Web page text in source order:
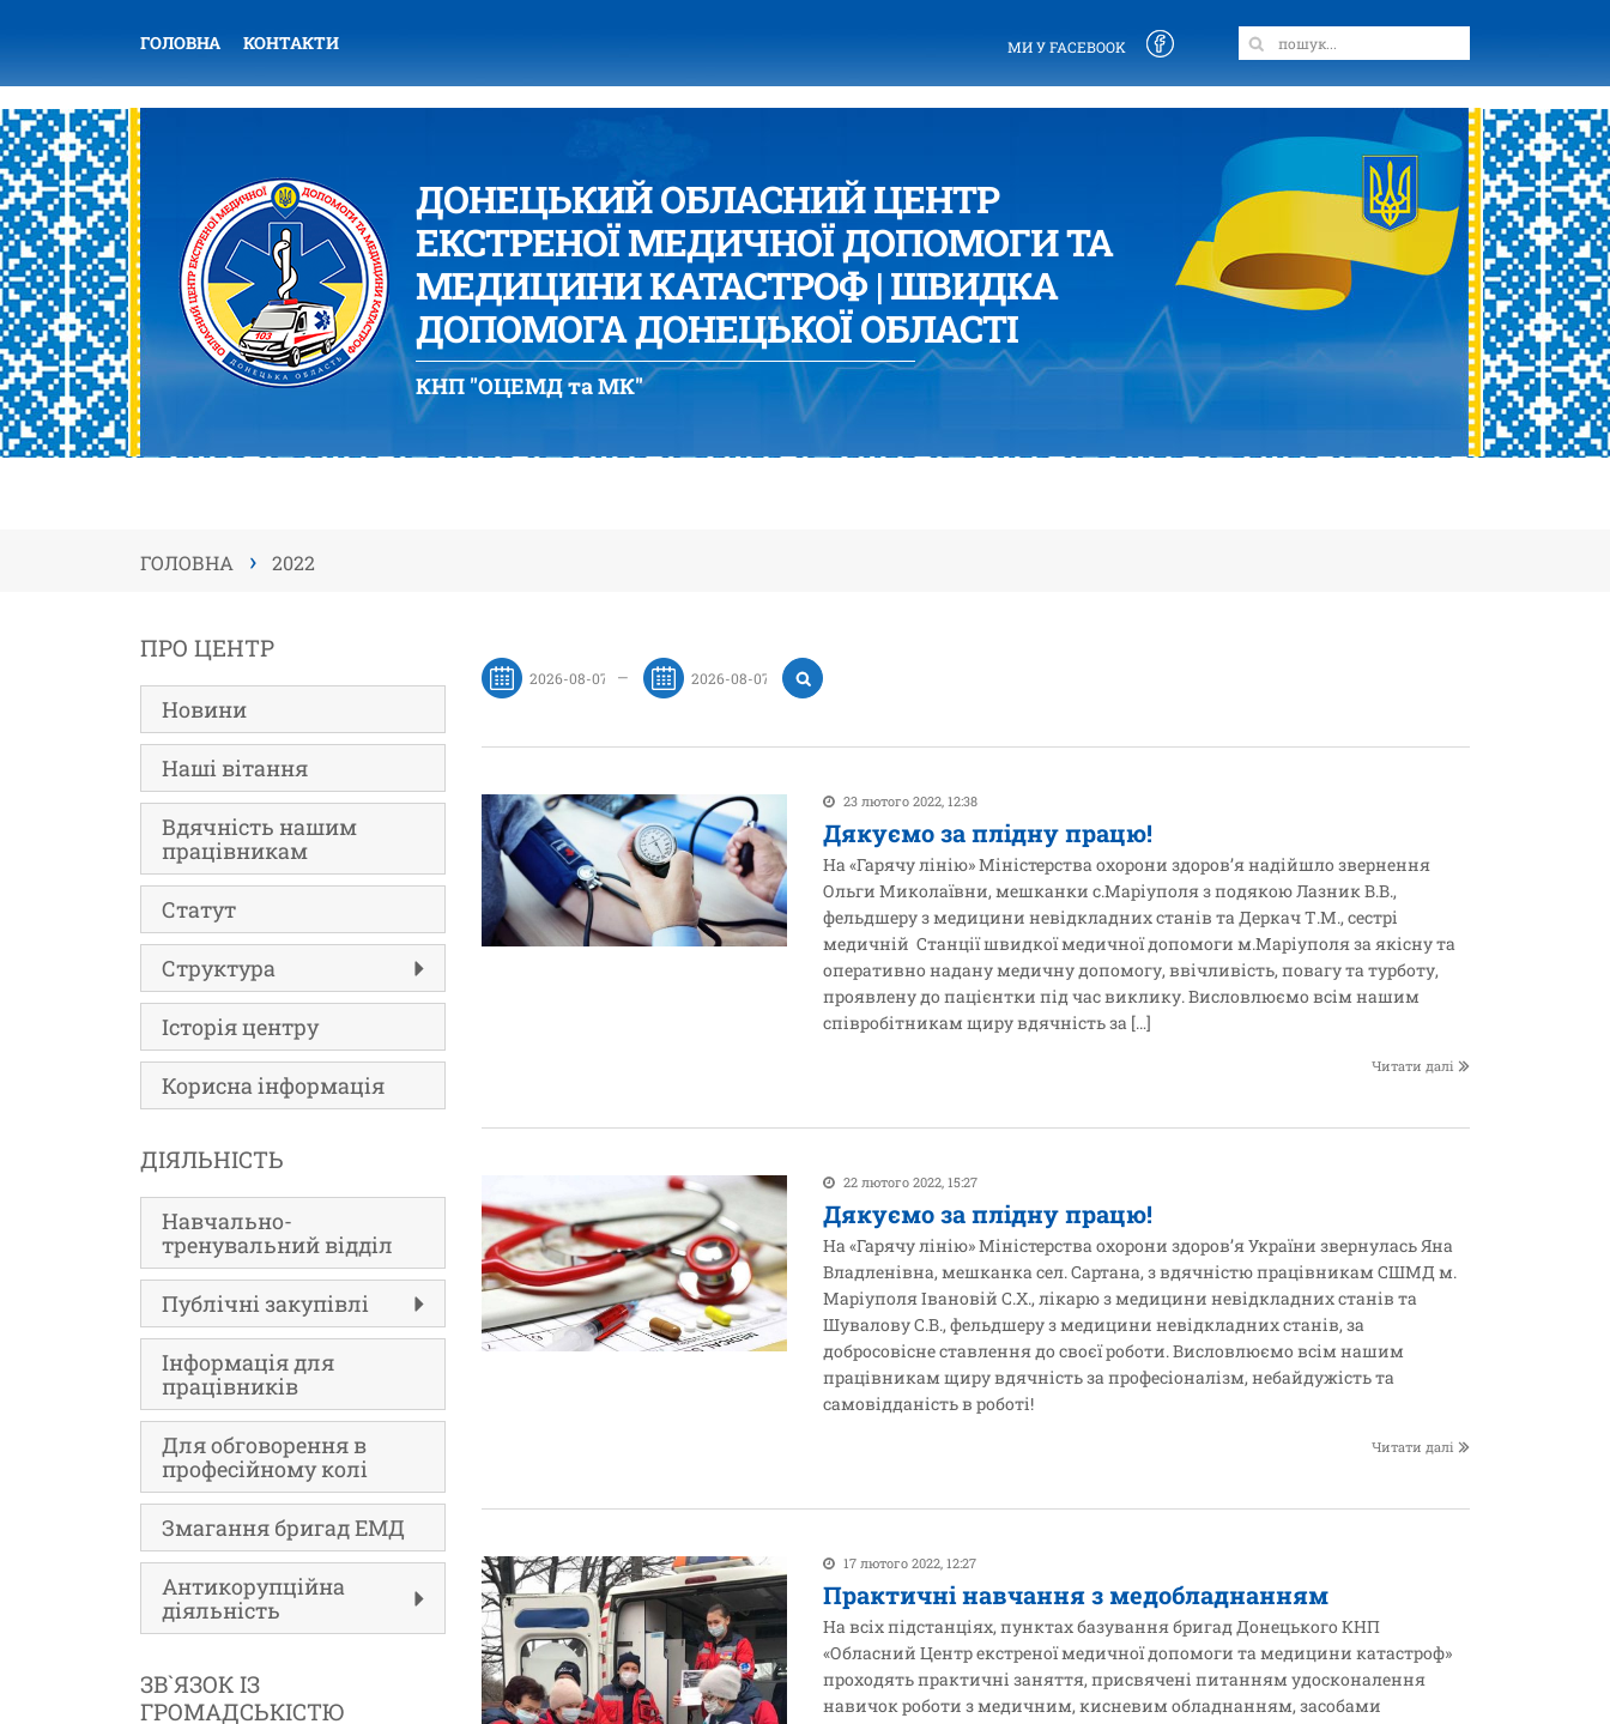
ГОЛОВНА КОНТАКТИ МИ У FACEBOOK
ДОНЕЦЬКИЙ ОБЛАСНИЙ ЦЕНТР
ЕКСТРЕНОЇ МЕДИЧНОЇ ДОПОМОГИ ТА
МЕДИЦИНИ КАТАСТРОФ | ШВИДКА
ДОПОМОГА ДОНЕЦЬКОЇ ОБЛАСТІ
КНП "ОЦЕМД та МК"
ГОЛОВНА › 2022
ПРО ЦЕНТР
Новини
Наші вітання
Вдячність нашим
працівникам
Статут
Структура
Історія центру
Корисна інформація
ДІЯЛЬНІСТЬ
Навчально-
тренувальний відділ
Публічні закупівлі
Інформація для
працівників
Для обговорення в
професійному колі
Змагання бригад ЕМД
Антикорупційна
діяльність
ЗВ`ЯЗОК ІЗ
ГРОМАДСЬКІСТЮ
—
23 лютого 2022, 12:38
Дякуємо за плідну працю!
На «Гарячу лінію» Міністерства охорони здоров’я надійшло звернення
Ольги Миколаївни, мешканки с.Маріуполя з подякою Лазник В.В.,
фельдшеру з медицини невідкладних станів та Деркач Т.М., сестрі
медичній Станції швидкої медичної допомоги м.Маріуполя за якісну та
оперативно надану медичну допомогу, ввічливість, повагу та турботу,
проявлену до пацієнтки під час виклику. Висловлюємо всім нашим
співробітникам щиру вдячність за […]
Читати далі
22 лютого 2022, 15:27
Дякуємо за плідну працю!
На «Гарячу лінію» Міністерства охорони здоров’я України звернулась Яна
Владленівна, мешканка сел. Сартана, з вдячністю працівникам СШМД м.
Маріуполя Івановій С.Х., лікарю з медицини невідкладних станів та
Шувалову С.В., фельдшеру з медицини невідкладних станів, за
добросовісне ставлення до своєї роботи. Висловлюємо всім нашим
працівникам щиру вдячність за професіоналізм, небайдужість та
самовідданість в роботі!
Читати далі
17 лютого 2022, 12:27
Практичні навчання з медобладнанням
На всіх підстанціях, пунктах базування бригад Донецького КНП
«Обласний Центр екстреної медичної допомоги та медицини катастроф»
проходять практичні заняття, присвячені питанням удосконалення
навичок роботи з медичним, кисневим обладнанням, засобами